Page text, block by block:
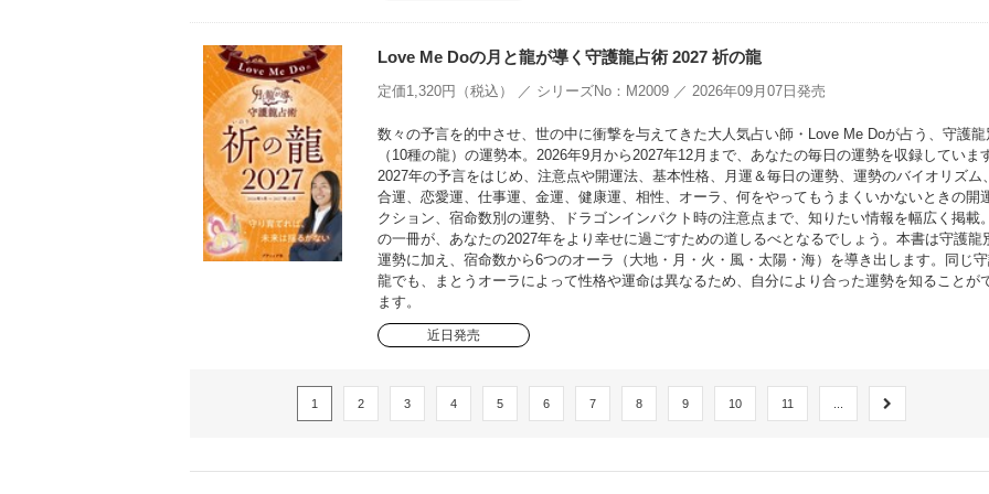
Love Me Doの月と龍が導く守護龍占術 2027 祈の龍
定価1,320円（税込） ／ シリーズNo：M2009 ／ 2026年09月07日発売
数々の予言を的中させ、世の中に衝撃を与えてきた大人気占い師・Love Me Doが占う、守護龍
（10種の龍）の運勢本。2026年9月から2027年12月まで、あなたの毎日の運勢を収録していま
2027年の予言をはじめ、注意点や開運法、基本性格、月運＆毎日の運勢、運勢のバイオリズム
合運、恋愛運、仕事運、金運、健康運、相性、オーラ、何をやってもうまくいかないときの開
クション、宿命数別の運勢、ドラゴンインパクト時の注意点まで、知りたい情報を幅広く掲載
の一冊が、あなたの2027年をより幸せに過ごすための道しるべとなるでしょう。本書は守護龍
運勢に加え、宿命数から6つのオーラ（大地・月・火・風・太陽・海）を導き出します。同じ
龍でも、まとうオーラによって性格や運命は異なるため、自分により合った運勢を知ることが
ます。
近日発売
1 2 3 4 5 6 7 8 9 10 11